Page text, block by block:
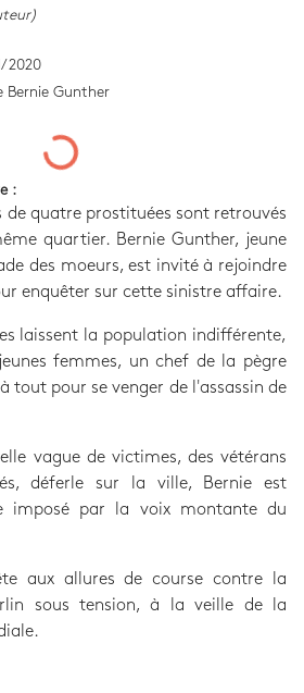
2020
Bernie Gunther
:
de quatre prostituées sont retrouvés
quartier. Bernie Gunther, jeune
des moeurs, est invité à rejoindre
enquêter sur cette sinistre affaire.
laissent la population indifférente,
femmes, un chef de la pègre
tout pour se venger de l'assassin de
vague de victimes, des vétérans
déferle sur la ville, Bernie est
imposé par la voix montante du
aux allures de course contre la
sous tension, à la veille de la